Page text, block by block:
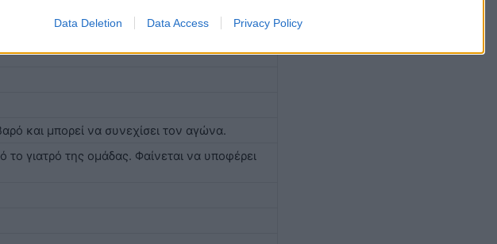
Data Deletion Data Access Privacy Policy
το ελεύθερο.
''Τζεβίς Στάδιο'', σουτάρει! Δεν βρήκε
και μπορεί να συνεχίσει τον αγώνα.
το γιατρό της ομάδας. Φαίνεται να υποφέρει